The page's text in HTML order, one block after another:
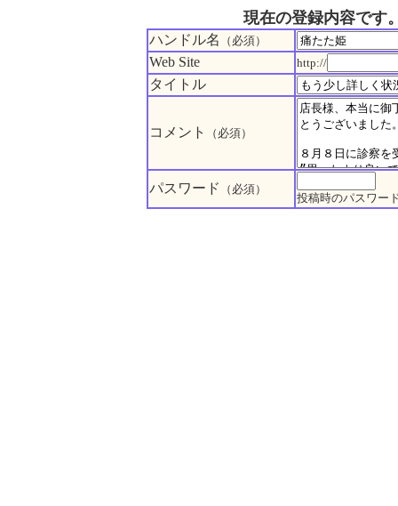
現在の登録内容です
ハンドル名 （必須）
Web Site http://
タイトル
コメント （必須）
パスワード （必須）
投稿時のパスワー